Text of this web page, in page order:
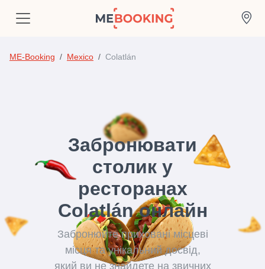
ME-Booking Mexico Colatlán
Забронювати
столик у
ресторанах
Colatlán онлайн
Забронюйте приховані місцеві
місця та унікальний досвід,
який ви не знайдете на звичних